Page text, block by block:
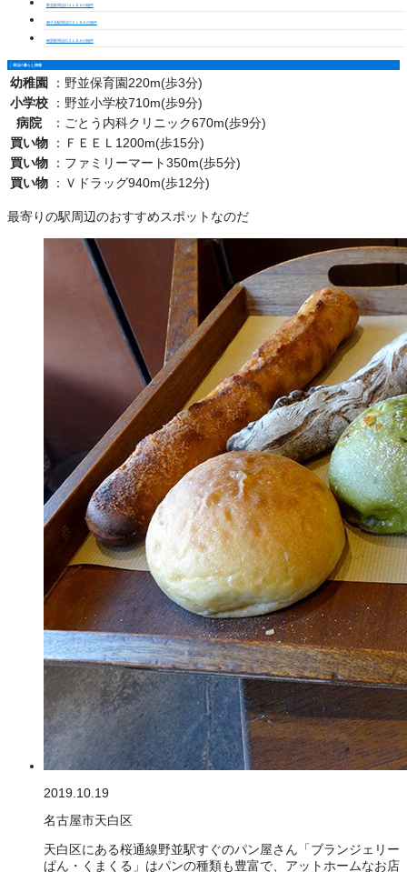
野並駅周辺の２ＬＤＫの物件
鳴子北駅周辺の２ＬＤＫの物件
鶴里駅周辺の２ＬＤＫの物件
周辺の暮らし情報
幼稚園 ： 野並保育園220m(歩3分)
小学校
： 野並小学校710m(歩9分)
病院
： ごとう内科クリニック670m(歩9分)
買い物
：
ＦＥＥＬ1200m(歩15分)
買い物
： ファミリーマート350m(歩5分)
買い物
： Ｖドラッグ940m(歩12分)
最寄りの駅周辺のおすすめスポットなのだ
2019.10.19
名古屋市天白区
天白区にある桜通線野並駅すぐのパン屋さん「ブランジェリー
ぱん・くまくる」はパンの種類も豊富で、アットホームなお店